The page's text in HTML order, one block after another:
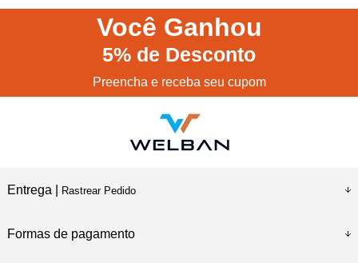
Você Ganhou
5% de Desconto
Preencha e receba seu cupom
Entrega | Rastrear Pedido
Formas de pagamento